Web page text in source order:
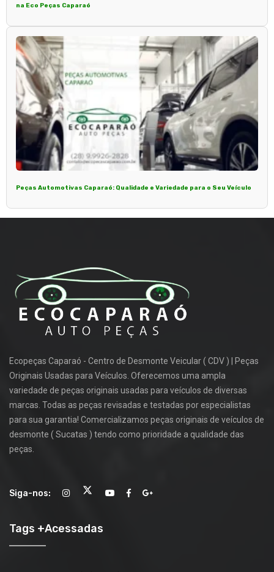
na Eco Peças Caparaó
Peças Automotivas Caparaó: Qualidade e Variedade para o Seu Veículo
Ecopeças Caparaó - Centro de Desmonte Veicular ( CDV ) | Peças
Originais Usadas para Veículos. Oferecemos uma ampla
variedade de peças originais usadas para veículos de diversas
marcas. Todas as peças revisadas e testadas por especialistas
para sua garantia! Comercializamos peças originais de veículos de
desmonte ( Sucatas ) tendo como prioridade a qualidade das
peças.
Siga-nos:
Tags +Acessadas